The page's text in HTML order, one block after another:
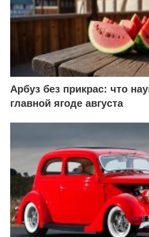
Арбуз без прикрас: что
главной ягоде августа